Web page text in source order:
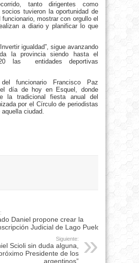
tanto dirigentes como
tuvieron la oportunidad de
mostrar con orgullo el
a diario y planificar lo que
igualdad”, sigue avanzando
la provincia siendo hasta el
las entidades deportivas
funcionario Francisco Paz
día de hoy en Esquel, donde
la tradicional fiesta anual del
por el Círculo de periodistas
ciudad.
Daniel propone crear la
Judicial de Lago Puelo
Siguiente:
Scioli sin duda alguna,
Presidente de los
argentinos”